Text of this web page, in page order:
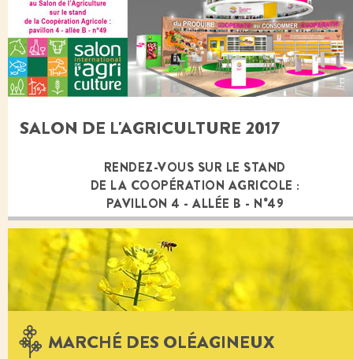
SALON DE L'AGRICULTURE 2017
RENDEZ-VOUS SUR LE STAND
DE LA COOPÉRATION AGRICOLE :
PAVILLON 4 - ALLÉE B - N°49
MARCHÉ DES OLÉAGINEUX